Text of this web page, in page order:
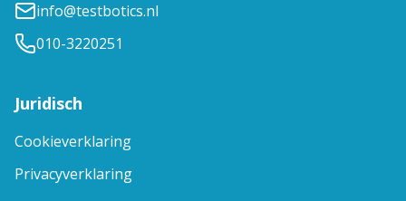
TestBotics Chatbot
info@testbotics.nl
010-3220251
Juridisch
Cookieverklaring
Privacyverklaring